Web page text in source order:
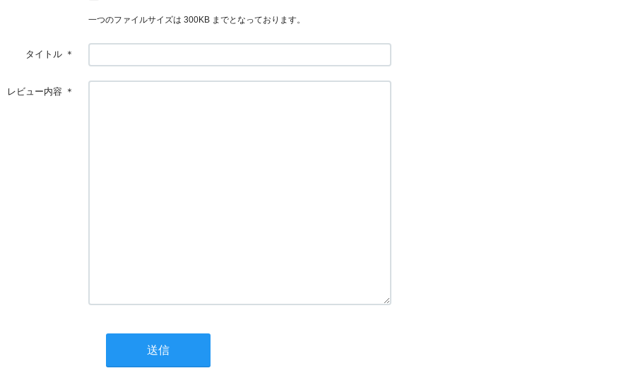
一つのファイルサイズは 300KB までとなっております。
タイトル ＊
レビュー内容 ＊